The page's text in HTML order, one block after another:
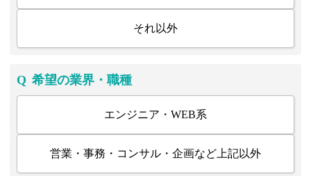
それ以外
Q 希望の業界・職種
エンジニア・WEB系
営業・事務・コンサル・企画など上記以外